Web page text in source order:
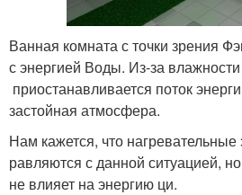
Ванная комната с точки зрения
с энергией Воды. Из-за
приостанавливается поток
застойная атмосфера.
Нам кажется, что
равляются с данной ситуацией,
не влияет на энергию ци.